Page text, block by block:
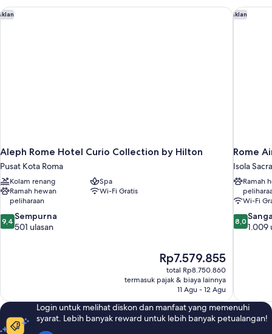
Iklan
Aleph Rome Hotel Curio Collection by Hilton
Pusat Kota Roma
Kolam renang
Spa
Ramah hewan
peliharaan
Wi-Fi Gratis
9.4
dari
9,4 Sempurna
501 ulasan
Harga
sekarang
Rp7.579.855
Rp7.579.855
total Rp8.750.860
termasuk pajak & biaya lainnya
11 Agu - 12 Agu
Aleph Rome Hotel Curio Collection by Hilton Iklan
Rome
Isola Sacra
Ramah
Wi-Fi
8.0
dari
8,0
1.009
Rome
Login untuk melihat diskon dan manfaat yang memenuhi
syarat. Lebih banyak reward untuk lebih banyak petualangan!